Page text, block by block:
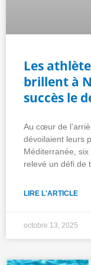
Les
brillent à
succès le
Au cœur de
dévoilaient leurs
Méditerranée,
relevé un défi de
LIRE L'ARTICLE
octobre 13, 2025